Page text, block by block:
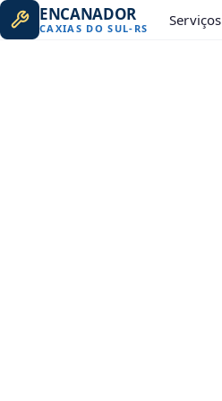
ENCANADOR
CAXIAS DO SUL- RS Serviços